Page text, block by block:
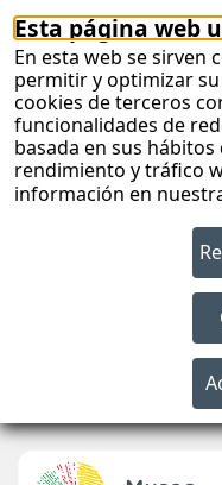
Esta página web
En esta web se sirven
permitir y optimizar su
cookies de terceros
funcionalidades de
basada en sus
rendimiento y tráfico
información en